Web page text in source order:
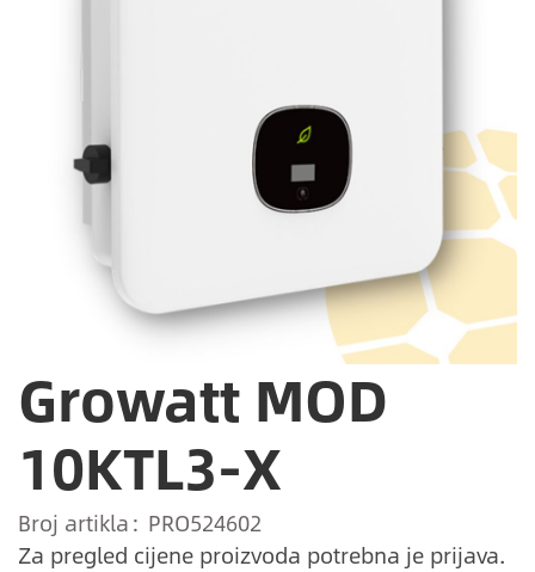
Growatt MOD
10KTL3-X
Broj artikla
PRO524602
Za pregled cijene proizvoda potrebna je prijava.